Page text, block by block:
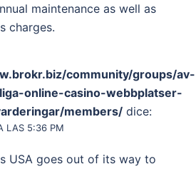
maintenance as well as
charges.
community/groups/av-
online-casino-webbplatser-
members/ dice:
LAS 5:36 PM
USA goes out of its way to